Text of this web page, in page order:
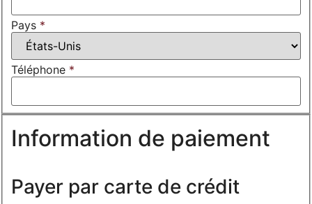
Pays *
Téléphone *
Information de paiement
Payer par carte de crédit